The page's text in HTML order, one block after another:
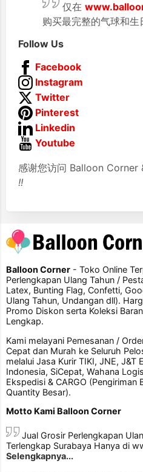
仅在
购买最完整的气球和生
Follow Us
Facebook
Instagram
Twitter
Pinterest
Linkedin
Youtube
感谢您访问 Balloon
!!
Balloon Corner - Toko Online
Perlengkapan Ulang Tahun /
Latex, Bunting Flag, Confetti,
Ulang Tahun, Undangan dll).
Promo Diskon serta Koleksi
Lengkap.
Kami melayani Pemesanan /
Cepat dan Murah ke Seluruh
melalui Jasa Kurir TIKI, JNE, J&T
Indonesia, SiCepat, Wahana
Ekspedisi & CARGO (Pengiriman
Quantity Besar).
Motto Kami Balloon Corner
Jual Grosir Perlengkapan
Terlengkap Surabaya Hanya di
Selengkapnya...